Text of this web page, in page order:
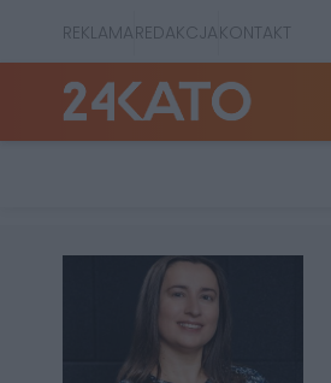
REKLAMAREDAKCJAKONTAKT